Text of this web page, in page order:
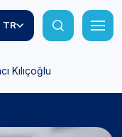
TR
Kılıçoğlu